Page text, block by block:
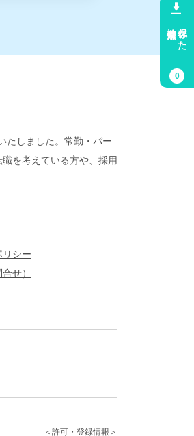
たしました。常勤・パー
を考えている方や、採用
リシー
せ）
＜許可・登録情報＞
保存した
0